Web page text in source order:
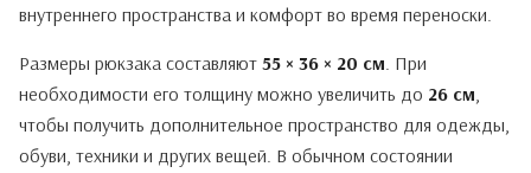
внутреннего пространства и комфорт во время переноски.
Размеры рюкзака составляют 55 × 36 × 20 см. При
необходимости его толщину можно увеличить до 26 см,
чтобы получить дополнительное пространство для одежды,
обуви, техники и других вещей. В обычном состоянии